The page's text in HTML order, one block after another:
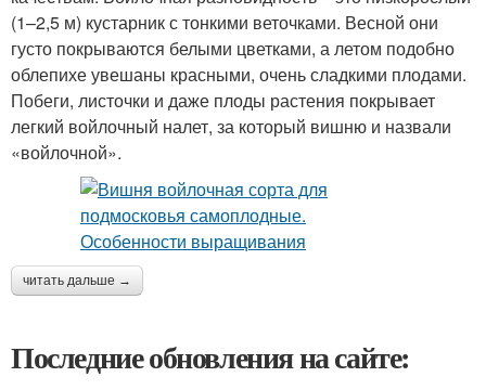
(1–2,5 м) кустарник с тонкими веточками. Весной они
густо покрываются белыми цветками, а летом подобно
облепихе увешаны красными, очень сладкими плодами.
Побеги, листочки и даже плоды растения покрывает
легкий войлочный налет, за который вишню и назвали
«войлочной».
читать дальше →
Последние обновления на сайте: